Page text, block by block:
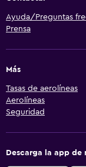
Ayuda/Preguntas
Prensa
Más
Tasas de aerolíneas
Aerolíneas
Seguridad
Descarga la app de